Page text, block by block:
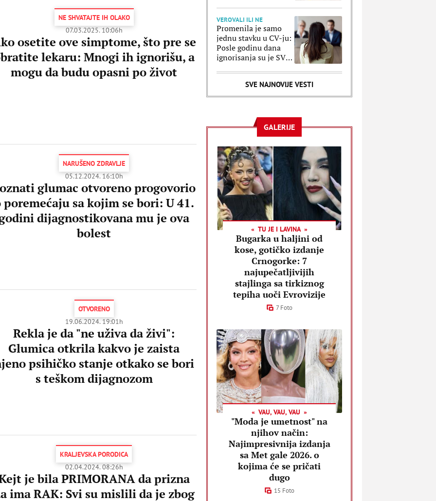
NE SHVATAJTE IH OLAKO
07.03.2025. 10:06h
osetite ove simptome, što pre se
lekaru: Mnogi ih ignorišu, a
mogu da budu opasni po život
NARUŠENO ZDRAVLJE
05.12.2024. 16:10h
glumac otvoreno progovorio
poremećaju sa kojim se bori: U 41.
dijagnostikovana mu je ova
bolest
OTVORENO
19.06.2024. 19:01h
Rekla je da "ne uživa da živi":
Glumica otkrila kakvo je zaista
psihičko stanje otkako se bori
s teškom dijagnozom
KRALJEVSKA PORODICA
02.04.2024. 08:26h
je bila PRIMORANA da prizna
ima RAK: Svi su mislili da je zbog
VEROVALI ILI NE
Promenila je samo
jednu stavku u CV-ju:
Posle godinu dana
ignorisanja su je SVI
poražavajući
SVE NAJNOVIJE VESTI
GALERIJE
TU JE I LAVINA
Bugarka u haljini od
kose, gotičko izdanje
Crnogorke: 7
najupečatljivijih
stajlinga sa tirkiznog
tepiha uoči Evrovizije
7 Foto
VAU, VAU, VAU
"Moda je umetnost" na
njihov način:
Najimpresivnija izdanja
sa Met gale 2026. o
kojima će se pričati
dugo
15 Foto